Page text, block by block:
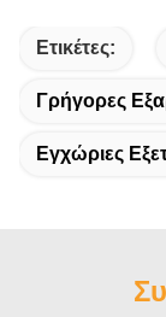
Ετικέτες:
Γρήγορες
Εγχώριες